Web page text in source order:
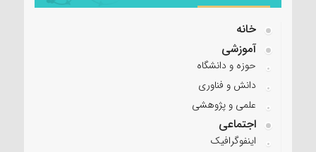
خانه
آموزشی
حوزه و دانشگاه
دانش و فناوری
علمی و پژوهشی
اجتماعی
اینفوگرافیک